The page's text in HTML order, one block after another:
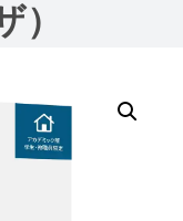
）